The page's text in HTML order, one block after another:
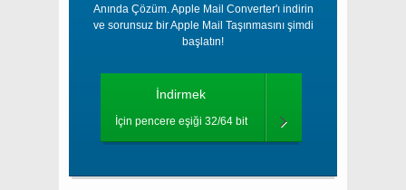
Anında Çözüm. Apple Mail Converter'ı indirin
ve sorunsuz bir Apple Mail Taşınmasını şimdi
başlatın!
İndirmek
İçin pencere eşiği 32/64 bit